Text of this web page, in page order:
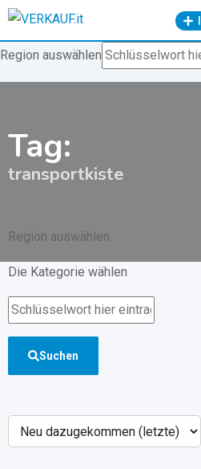
Zum
springen
Region auswählen
Tag:
transportkiste
Region auswählen
Die Kategorie wählen
Suchen